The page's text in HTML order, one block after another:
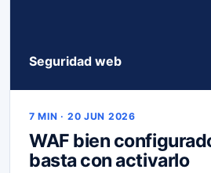
Seguridad web
7 MIN · 20 JUN 2026
WAF bien
basta con activarlo